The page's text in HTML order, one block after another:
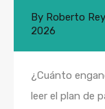
By Roberto
2026
¿Cuánto
leer el plan de